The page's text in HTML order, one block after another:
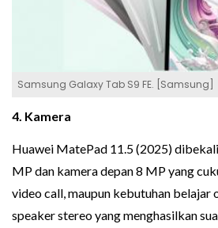
Samsung Galaxy Tab S9 FE. [Samsung]
4. Kamera
Huawei MatePad 11.5 (2025)
MP dan kamera depan 8 MP yang
video call, maupun kebutuhan belajar
speaker stereo yang menghasilkan